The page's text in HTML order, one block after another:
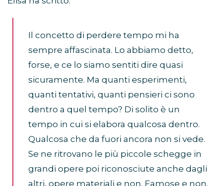
Il concetto di perdere tempo mi ha
sempre affascinata. Lo abbiamo detto,
forse, e ce lo siamo sentiti dire quasi
sicuramente. Ma quanti esperimenti,
quanti tentativi, quanti pensieri ci sono
dentro a quel tempo? Di solito è un
tempo in cui si elabora qualcosa dentro.
Qualcosa che da fuori ancora non si vede.
Se ne ritrovano le più piccole schegge in
grandi opere poi riconosciute anche dagli
altri, opere materiali e non. Famose e non.